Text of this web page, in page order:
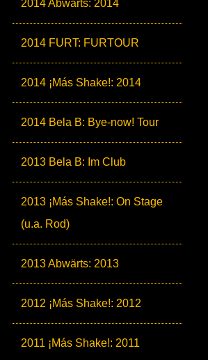
2014 Abwärts: 2014
2014 FURT: FURTOUR
2014 ¡Más Shake!: 2014
2014 Bela B: Bye-now! Tour
2013 Bela B: Im Club
2013 ¡Más Shake!: On Stage
(u.a. Rod)
2013 Abwärts: 2013
2012 ¡Más Shake!: 2012
2011 ¡Más Shake!: 2011